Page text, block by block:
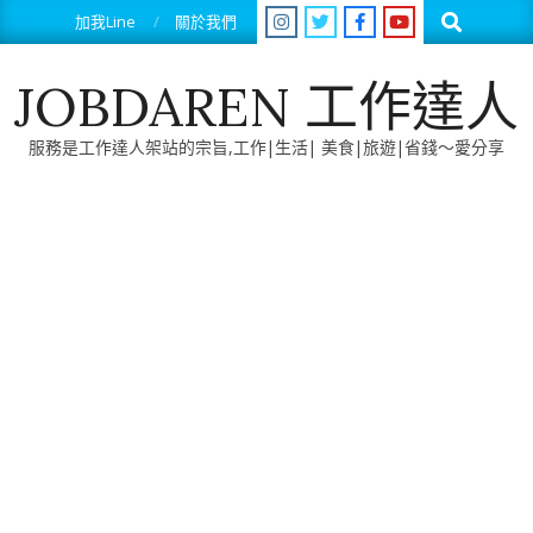
to
加我Line 關於我們 Search
JOBDAREN 工作達人
服務是工作達人架站的宗旨,工作|生活| 美食|旅遊|省錢～愛分享